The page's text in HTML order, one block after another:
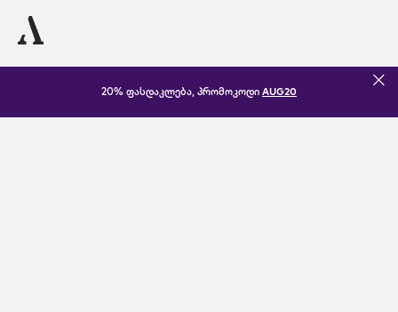
20% ფასდაკლება, პრომოკოდი AUG20